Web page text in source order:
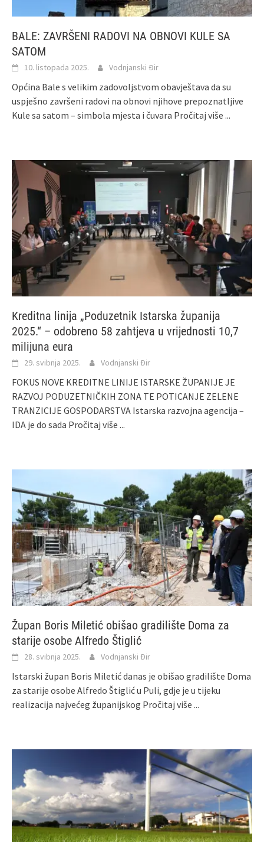
BALE: ZAVRŠENI RADOVI NA OBNOVI KULE SA
SATOM
10. listopada 2025. Vodnjanski Đir
Općina Bale s velikim zadovoljstvom obavještava da su
uspješno završeni radovi na obnovi njihove prepoznatljive
Kule sa satom – simbola mjesta i čuvara Pročitaj više ...
Kreditna linija „Poduzetnik Istarska županija
2025.“ – odobreno 58 zahtjeva u vrijednosti 10,7
milijuna eura
29. svibnja 2025. Vodnjanski Đir
FOKUS NOVE KREDITNE LINIJE ISTARSKE ŽUPANIJE JE
RAZVOJ PODUZETNIČKIH ZONA TE POTICANJE ZELENE
TRANZICIJE GOSPODARSTVA Istarska razvojna agencija –
IDA je do sada Pročitaj više ...
Župan Boris Miletić obišao gradilište Doma za
starije osobe Alfredo Štiglić
28. svibnja 2025. Vodnjanski Đir
Istarski župan Boris Miletić danas je obišao gradilište Doma
za starije osobe Alfredo Štiglić u Puli, gdje je u tijeku
realizacija najvećeg županijskog Pročitaj više ...